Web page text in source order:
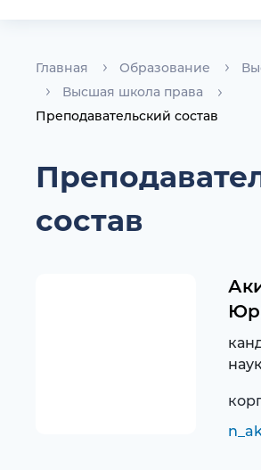
Главная Образование
Высшая школа права
Преподавательский состав
состав